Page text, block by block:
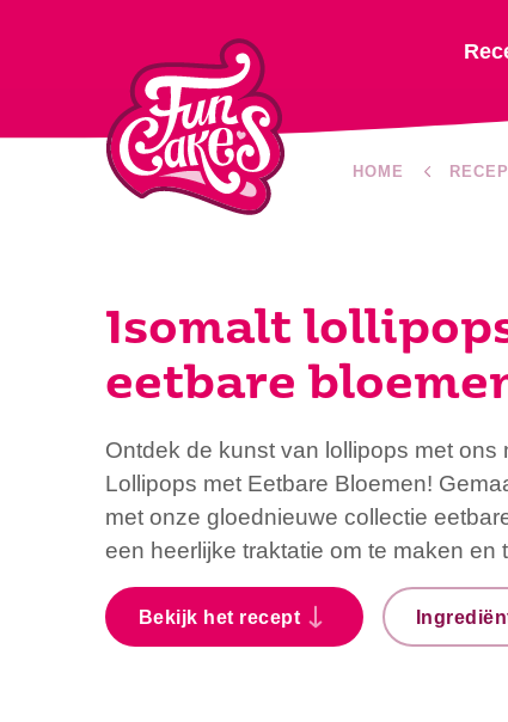
HOME
Isomalt
eetbare
Ontdek de kunst van lollipops met ons
Lollipops met Eetbare Bloemen!
met onze gloednieuwe collectie
een heerlijke traktatie om te maken en
Bekijk het recept